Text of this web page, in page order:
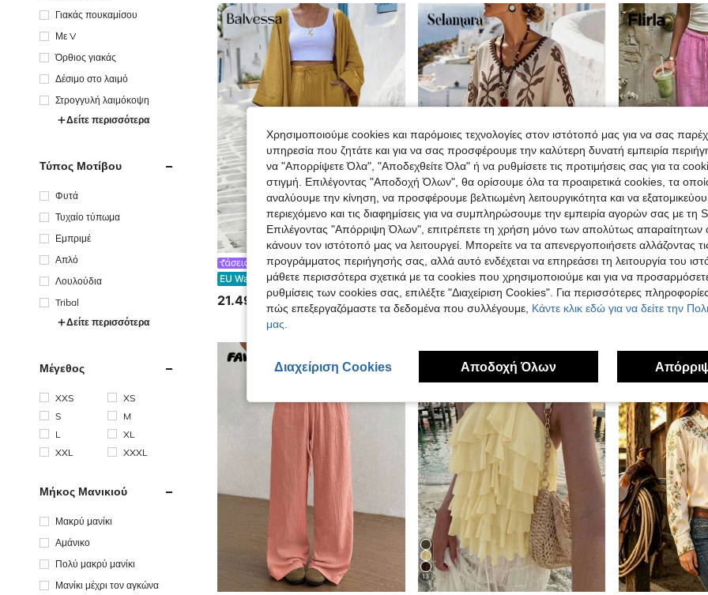
Γιακάς πουκαμίσου
Με V
Όρθιος γιακάς
Δέσιμο στο λαιμό
Στρογγυλή λαιμόκοψη
Δείτε περισσότερα
Τύπος Μοτίβου
Φυτά
Τυχαίο τύπωμα
Εμπριμέ
Απλό
Λουλούδια
Tribal
Δείτε περισσότερα
Μέγεθος
XXS
XS
S
M
L
XL
XXL
XXXL
Μήκος Μανικιού
Μακρύ μανίκι
Αμάνικο
Πολύ μακρύ μανίκι
Μανίκι μέχρι τον αγκώνα
Balvessa
EU Warehouse Balvessa Γυναικείο σετ 2 τεμαχίων, Casual, Καθημερινές Μετακινήσεις, Στυλ Διακοπών, Απλό, Μονόχρωμο, Ρόμπα με Φαρδιά Μανίκια και Φαρδιά Παντελόνια, Άνοιξη/Φθινόπωρο
21.49€
#Φυσικό Ρομάντζο
EU Warehouse Selamara Γυναικεία μπλούζα με μακριά μανίκια και ντεκολτέ σε στυλ μποέμ με ρετρό σχέδιο και V, ριχτό, χαλαρό τοπ για καλοκαιρινές διακοπές στην παραλία
9.99€
EU Warehouse Flirla 2026 Νέο
14.84€
13
Χρησιμοποιούμε cookies και παρόμοιες τεχνολογίες στον ιστότοπό μας για να σας
υπηρεσία που ζητάτε και για να σας προσφέρουμε την καλύτερη δυνατή εμπειρία
να "Απορρίψετε Όλα", "Αποδεχθείτε Όλα" ή να ρυθμίσετε τις προτιμήσεις σας για τα
στιγμή. Επιλέγοντας "Αποδοχή Όλων", θα ορίσουμε όλα τα προαιρετικά cookies, τα
αναλύουμε την κίνηση, να προσφέρουμε βελτιωμένη λειτουργικότητα και να
περιεχόμενο και τις διαφημίσεις για να συμπληρώσουμε την εμπειρία αγορών σας με τη
Επιλέγοντας "Απόρριψη Όλων", επιτρέπετε τη χρήση μόνο των απολύτως
κάνουν τον ιστότοπό μας να λειτουργεί. Μπορείτε να τα απενεργοποιήσετε αλλάζοντας
προγράμματος περιήγησής σας, αλλά αυτό ενδέχεται να επηρεάσει τη λειτουργία του
μάθετε περισσότερα σχετικά με τα cookies που χρησιμοποιούμε και για να προσαρμόσετε
ρυθμίσεις των cookies σας, επιλέξτε "Διαχείριση Cookies". Για περισσότερες
πώς επεξεργαζόμαστε τα δεδομένα που συλλέγουμε, Κάντε κλικ εδώ για να δείτε την
μας.
Διαχείριση Cookies Αποδοχή Όλων